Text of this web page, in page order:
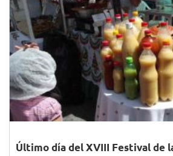
Último día del XVIII Festival de